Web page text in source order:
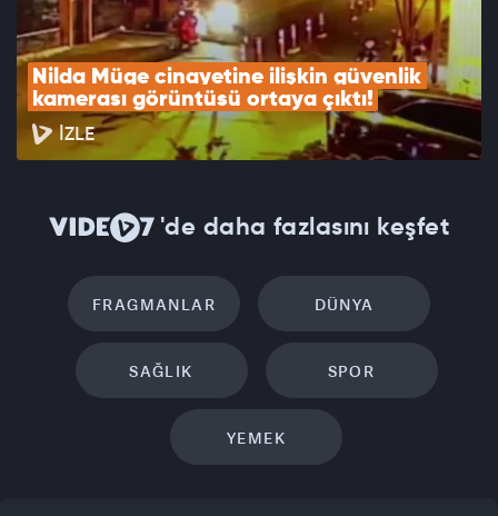
Nilda Müge cinayetine ilişkin güvenlik
kamerası görüntüsü ortaya çıktı!
İZLE
'de daha fazlasını keşfet
FRAGMANLAR DÜNYA
SAĞLIK SPOR
YEMEK